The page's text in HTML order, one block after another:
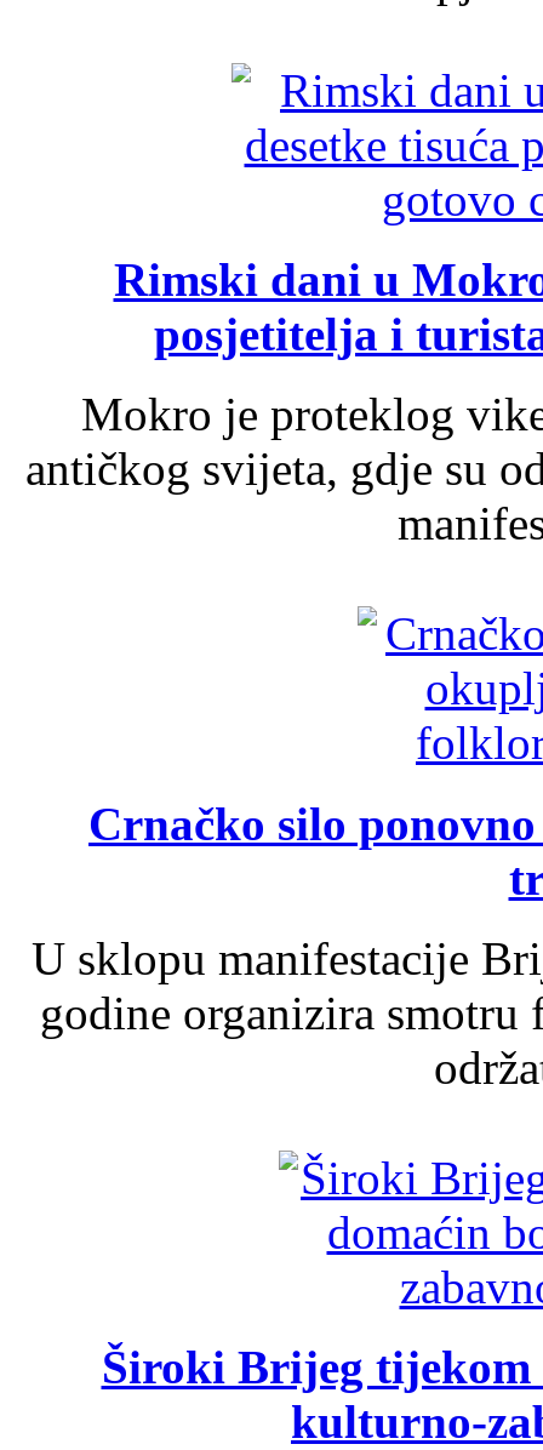
Rimski dani u
posjetitelja i
Mokro je proteklog
antičkog svijeta, gdje su
Crnačko silo
U sklopu manifestacije
godine organizira
Široki Brijeg tijekom
kulturno-